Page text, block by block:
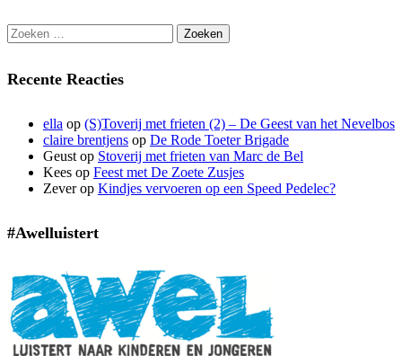
Zoeken
naar:
Recente Reacties
ella op (S)Toverij met frieten (2) – De Geest van het Nevelbos
claire brentjens op De Rode Toeter Brigade
Geust op Stoverij met frieten van Marc de Bel
Kees op Feest met De Zoete Zusjes
Zeverop Kindjes vervoeren op een Speed Pedelec?
#awelluistert